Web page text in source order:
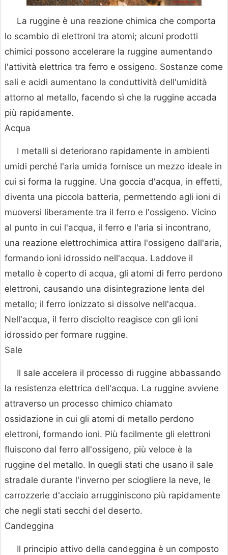
La ruggine è una reazione chimica che comporta
lo scambio di elettroni tra atomi; alcuni prodotti
chimici possono accelerare la ruggine aumentando
l'attività elettrica tra ferro e ossigeno. Sostanze come
sali e acidi aumentano la conduttività dell'umidità
attorno al metallo, facendo sì che la ruggine accada
più rapidamente.
Acqua
I metalli si deteriorano rapidamente in ambienti
umidi perché l'aria umida fornisce un mezzo ideale in
cui si forma la ruggine. Una goccia d'acqua, in effetti,
diventa una piccola batteria, permettendo agli ioni di
muoversi liberamente tra il ferro e l'ossigeno. Vicino
al punto in cui l'acqua, il ferro e l'aria si incontrano,
una reazione elettrochimica attira l'ossigeno dall'aria,
formando ioni idrossido nell'acqua. Laddove il
metallo è coperto di acqua, gli atomi di ferro perdono
elettroni, causando una disintegrazione lenta del
metallo; il ferro ionizzato si dissolve nell'acqua.
Nell'acqua, il ferro disciolto reagisce con gli ioni
idrossido per formare ruggine.
Sale
Il sale accelera il processo di ruggine abbassando
la resistenza elettrica dell'acqua. La ruggine avviene
attraverso un processo chimico chiamato
ossidazione in cui gli atomi di metallo perdono
elettroni, formando ioni. Più facilmente gli elettroni
fluiscono dal ferro all'ossigeno, più veloce è la
ruggine del metallo. In quegli stati che usano il sale
stradale durante l'inverno per sciogliere la neve, le
carrozzerie d'acciaio arrugginiscono più rapidamente
che negli stati secchi del deserto.
Candeggina
Il principio attivo della candeggina è un composto